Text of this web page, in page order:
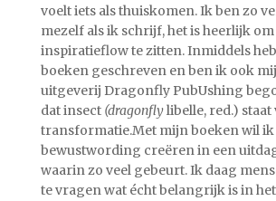
voelt iets als thuiskomen. Ik ben zo
mezelf als ik schrijf, het is heerlijk
inspiratieflow te zitten. Inmiddels
boeken geschreven en ben ik ook
uitgeverij Dragonfly PubUshing
dat insect (dragonflylibelle, red.) staat
transformatie.Met mijn boeken wil ik
bewustwording creëren in een
waarin zo veel gebeurt. Ik daag
te vragen wat écht belangrijk is in